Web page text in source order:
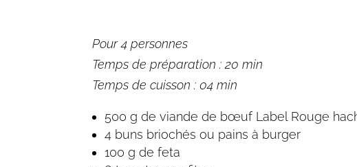
Pour 4 personnes
Temps de préparation : 20 min
Temps de cuisson : 04 min
500 g de viande de bœuf Label Rouge
4 buns briochés ou pains à burger
100 g de feta